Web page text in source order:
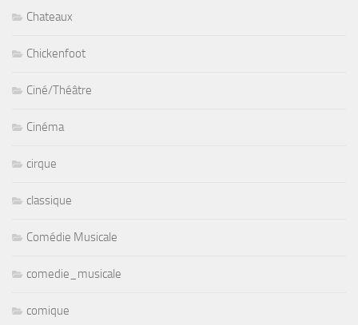
Chateaux
Chickenfoot
Ciné/Théâtre
Cinéma
cirque
classique
Comédie Musicale
comedie_musicale
comique